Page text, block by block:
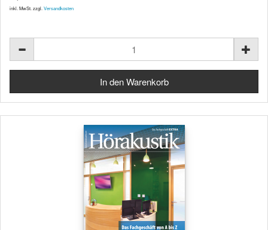
inkl. MwSt. zzgl. Versandkosten